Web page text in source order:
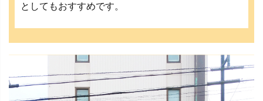
としてもおすすめです。